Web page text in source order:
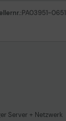
PA03951-0651
Server + Netzwerk